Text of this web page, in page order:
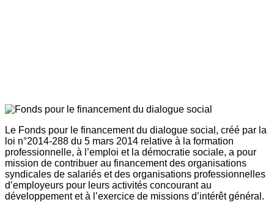
Le Fonds pour le financement du dialogue social, créé par la
loi n°2014-288 du 5 mars 2014 relative à la formation
professionnelle, à l’emploi et la démocratie sociale, a pour
mission de contribuer au financement des organisations
syndicales de salariés et des organisations professionnelles
d’employeurs pour leurs activités concourant au
développement et à l’exercice de missions d’intérêt général.